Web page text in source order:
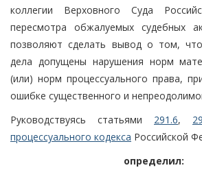
коллегии Верховного Суда
пересмотра обжалуемых судебных
позволяют сделать вывод о том,
дела допущены нарушения норм
(или) норм процессуального права,
ошибке существенного и
Руководствуясь статьями 291.6,
процессуального кодекса Российской
определил: